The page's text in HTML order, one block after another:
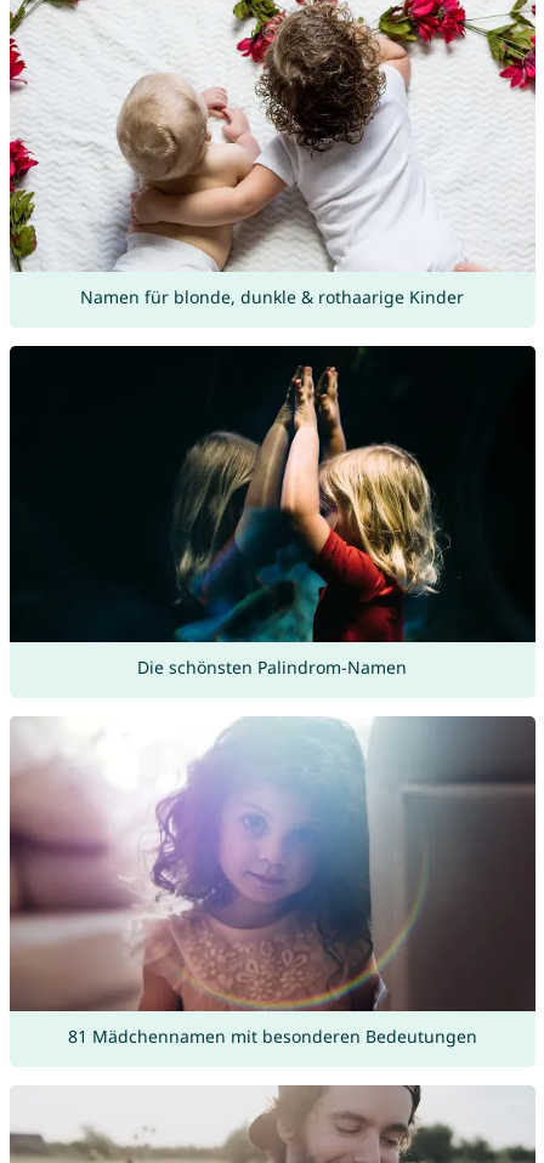
Namen für blonde, dunkle & rothaarige Kinder
Die schönsten Palindrom-Namen
81 Mädchennamen mit besonderen Bedeutungen